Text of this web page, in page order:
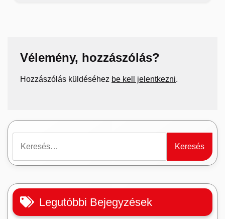
Vélemény, hozzászólás?
Hozzászólás küldéséhez be kell jelentkezni.
Legutóbbi Bejegyzések